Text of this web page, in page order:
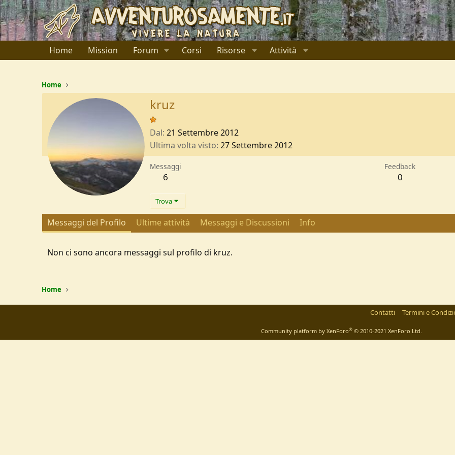
Home Mission Forum Corsi Risorse Attività
Home
kruz
Dal 21 Settembre 2012
Ultima volta visto 27 Settembre 2012
Messaggi
6
Feedback
0
Trova
Messaggi del Profilo Ultime attività Messaggi e Discussioni Info
Non ci sono ancora messaggi sul profilo di kruz.
Home
Contatti Termini e
Community platform by XenForo® © 2010-2021 XenForo Ltd.